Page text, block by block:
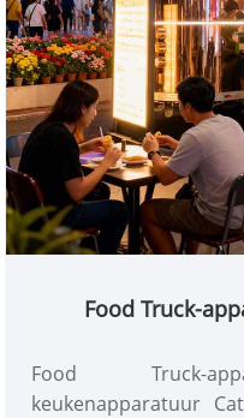
Food Truck-
Trailer
Food Truck-
keukenapparatuur